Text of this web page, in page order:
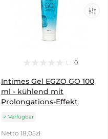
0
Intimes Gel EGZO GO 100
ml - kühlend mit
Prolongations-Effekt
Verfügbar
Netto 18,05zł